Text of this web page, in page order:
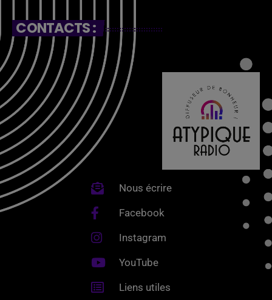
CONTACTS :
Nous écrire
Facebook
Instagram
YouTube
Liens utiles